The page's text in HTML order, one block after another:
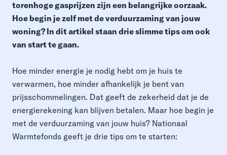
torenhoge gasprijzen zijn een belangrijke oorzaak.
Hoe begin je zelf met de verduurzaming van jouw
woning? In dit artikel staan drie slimme tips om ook
van start te gaan.
Hoe minder energie je nodig hebt om je huis te
verwarmen, hoe minder afhankelijk je bent van
prijsschommelingen. Dat geeft de zekerheid dat je de
energierekening kan blijven betalen. Maar hoe begin je
met de verduurzaming van jouw huis? Nationaal
Warmtefonds geeft je drie tips om te starten: